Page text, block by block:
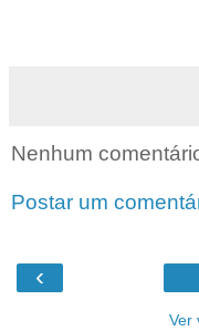
Nenhum
Postar um
‹
Ver